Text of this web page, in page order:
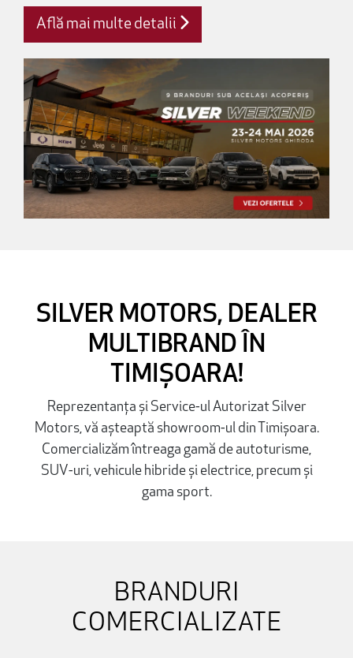
Află mai multe detalii
SILVER MOTORS, DEALER
MULTIBRAND ÎN
TIMIȘOARA!
Reprezentanța și Service-ul Autorizat Silver
Motors, vă așteaptă showroom-ul din Timișoara.
Comercializăm întreaga gamă de autoturisme,
SUV-uri, vehicule hibride și electrice, precum și
gama sport.
BRANDURI
COMERCIALIZATE